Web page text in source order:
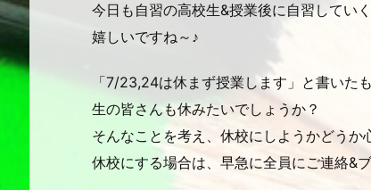
今日も自習の高校生&授業後に自習して
嬉しいですね～♪
「7/23,24は休まず授業します」と書いた
生の皆さんも休みたいでしょうか？
そんなことを考え、休校にしようかどうか
休校にする場合は、早急に全員にご連絡&